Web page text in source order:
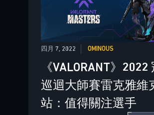
四月 7, 2022 OMINOUS
《VALORANT》2022
巡迴大師賽雷克雅維
站：值得關注選手